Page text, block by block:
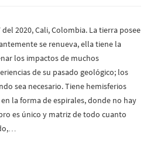
2020, Cali, Colombia. La tierra posee
se renueva, ella tiene la
los impactos de muchos
de su pasado geológico; los
sea necesario. Tiene hemisferios
la forma de espirales, donde no hay
es único y matriz de todo cuanto